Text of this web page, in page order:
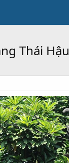
Thái Hậu